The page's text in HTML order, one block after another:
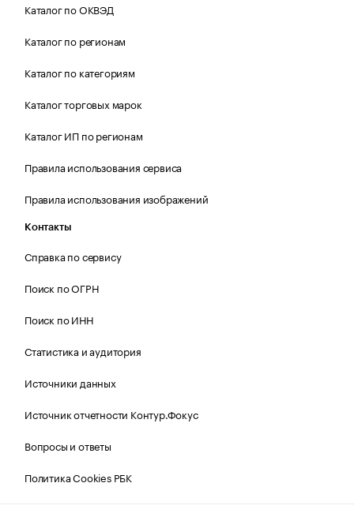
Каталог по ОКВЭД
Каталог по регионам
Каталог по категориям
Каталог торговых марок
Каталог ИП по регионам
Правила использования сервиса
Правила использования изображений
Контакты
Справка по сервису
Поиск по ОГРН
Поиск по ИНН
Статистика и аудитория
Источники данных
Источник отчетности Контур.Фокус
Вопросы и ответы
Политика Cookies РБК